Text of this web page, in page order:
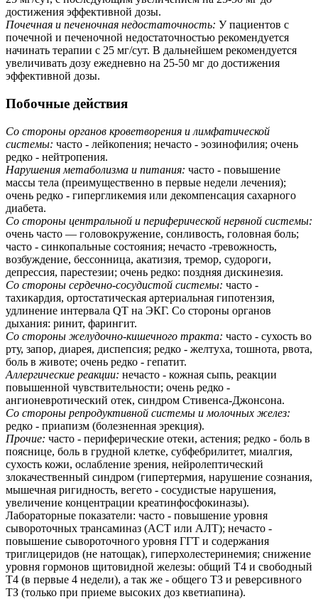
достижения эффективной дозы.
Почечная и печеночная недостаточность: У пациентов с
почечной и печеночной недостаточностью рекомендуется
начинать терапии с 25 мг/сут. В дальнейшем рекомендуется
увеличивать дозу ежедневно на 25-50 мг до достижения
эффективной дозы.
Побочные действия
Со стороны органов кроветворения и лимфатической
системы: часто - лейкопения; нечасто - эозинофилия; очень
редко - нейтропения.
Нарушения метаболизма и питания: часто - повышение
массы тела (преимущественно в первые недели лечения);
очень редко - гипергликемия или декомпенсация сахарного
диабета.
Со стороны центральной и периферической нервной системы:
очень часто — головокружение, сонливость, головная боль;
часто - синкопальные состояния; нечасто -тревожность,
возбуждение, бессонница, акатизия, тремор, судороги,
депрессия, парестезии; очень редко: поздняя дискинезия.
Со стороны сердечно-сосудистой системы: часто -
тахикардия, ортостатическая артериальная гипотензия,
удлинение интервала QT на ЭКГ. Со стороны органов
дыхания: ринит, фарингит.
Со стороны желудочно-кишечного тракта: часто - сухость во
рту, запор, диарея, диспепсия; редко - желтуха, тошнота, рвота,
боль в животе; очень редко - гепатит.
Аллергические реакции: нечасто - кожная сыпь, реакции
повышенной чувствительности; очень редко -
ангионевротический отек, синдром Стивенса-Джонсона.
Со стороны репродуктивной системы и молочных желез:
редко - приапизм (болезненная эрекция).
Прочие: часто - периферические отеки, астения; редко - боль в
пояснице, боль в грудной клетке, субфебрилитет, миалгия,
сухость кожи, ослабление зрения, нейролептический
злокачественный синдром (гипертермия, нарушение сознания,
мышечная ригидность, вегето - сосудистые нарушения,
увеличение концентрации креатинфосфокиназы).
Лабораторные показатели: часто - повышение уровня
сывороточных трансаминаз (ACT или AЛT); нечасто -
повышение сывороточного уровня ГГТ и содержания
триглицеридов (не натощак), гиперхолестеринемия; снижение
уровня гормонов щитовидной железы: общий Т4 и свободный
Т4 (в первые 4 недели), а так же - общего ТЗ и реверсивного
ТЗ (только при приеме высоких доз кветиапина).